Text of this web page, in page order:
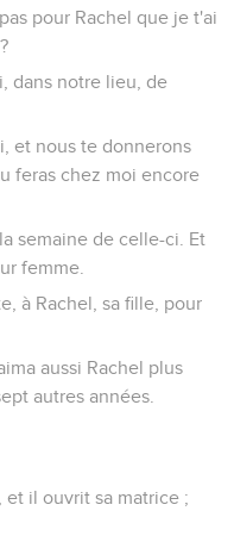
pour Rachel que je t'ai
dans notre lieu, de
et nous te donnerons
feras chez moi encore
semaine de celle-ci. Et
femme.
à Rachel, sa fille, pour
aussi Rachel plus
autres années.
et il ouvrit sa matrice ;